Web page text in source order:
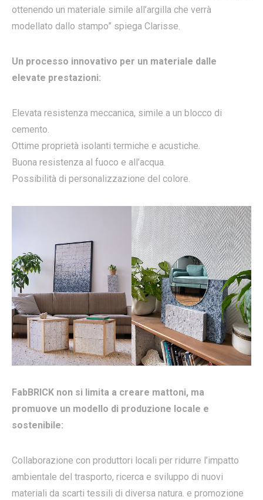
ottenendo un materiale simile all’argilla che verrà
modellato dallo stampo” spiega Clarisse.
Un processo innovativo per un materiale dalle
elevate prestazioni:
Elevata resistenza meccanica, simile a un blocco di
cemento.
Ottime proprietà isolanti termiche e acustiche.
Buona resistenza al fuoco e all’acqua.
Possibilità di personalizzazione del colore.
FabBRICK non si limita a creare mattoni, ma
promuove un modello di produzione locale e
sostenibile:
Collaborazione con produttori locali per ridurre l’impatto
ambientale del trasporto, ricerca e sviluppo di nuovi
materiali da scarti tessili di diversa natura. e promozione